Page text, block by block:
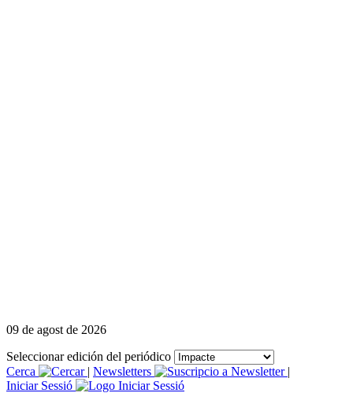
09 de agost de 2026
Seleccionar edición del periódico
Cerca
| Newsletters
|
Iniciar Sessió